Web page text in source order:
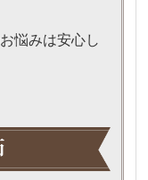
悩みは安心し